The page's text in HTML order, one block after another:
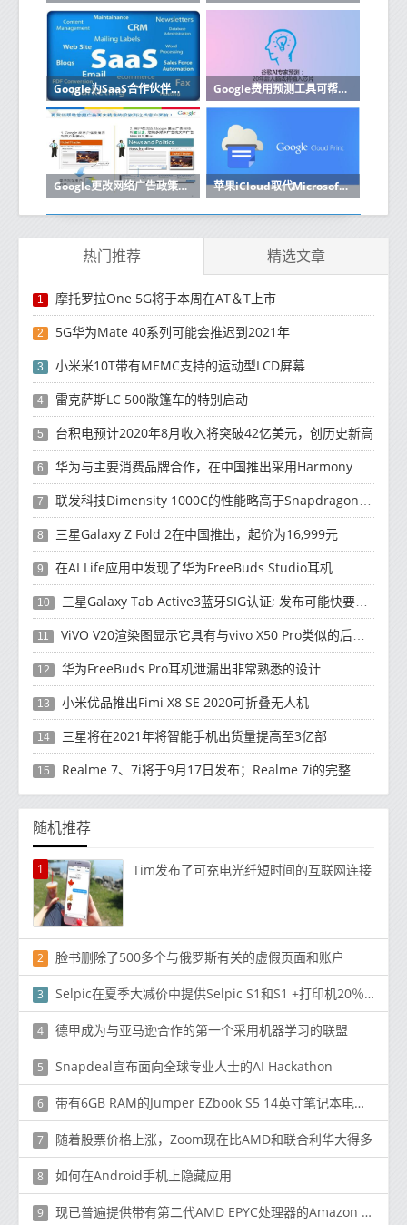
Google为SaaS合作伙伴启动了新的云计划 Google费用预测工具可帮助企业改善预算云成本
Google更改网络广告政策以符合欧盟的GDPR 苹果iCloud取代Microsoft Azure缺席Google Cloud
热门推荐 精选文章
1 摩托罗拉One 5G将于本周在AT＆T上市
2 5G华为Mate 40系列可能会推迟到2021年
3 小米米10T带有MEMC支持的运动型LCD屏幕
4 雷克萨斯LC 500敞篷车的特别启动
5 台积电预计2020年8月收入将突破42亿美元，创历史新高
6 华为与主要消费品牌合作，在中国推出采用HarmonyOS 2.0的智能家居产品
7 联发科技Dimensity 1000C的性能略高于Snapdragon 765G
8 三星Galaxy Z Fold 2在中国推出，起价为16,999元
9 在AI Life应用中发现了华为FreeBuds Studio耳机
10 三星Galaxy Tab Active3蓝牙SIG认证; 发布可能快要结束了
11 ViVO V20渲染图显示它具有与vivo X50 Pro类似的后部设计
12 华为FreeBuds Pro耳机泄漏出非常熟悉的设计
13 小米优品推出Fimi X8 SE 2020可折叠无人机
14 三星将在2021年将智能手机出货量提高至3亿部
15 Realme 7、7i将于9月17日发布；Realme 7i的完整规格并导致泄漏
随机推荐
1 Tim发布了可充电光纤短时间的互联网连接
2 脸书删除了500多个与俄罗斯有关的虚假页面和账户
3 Selpic在夏季大减价中提供Selpic S1和S1 +打印机20％的折扣
4 德甲成为与亚马逊合作的第一个采用机器学习的联盟
5 Snapdeal宣布面向全球专业人士的AI Hackathon
6 带有6GB RAM的Jumper EZbook S5 14英寸笔记本电脑现价$ 179.99 /£138.85
7 随着股票价格上涨，Zoom现在比AMD和联合利华大得多
8 如何在Android手机上隐藏应用
9 现已普遍提供带有第二代AMD EPYC处理器的Amazon EC2 C5a实例